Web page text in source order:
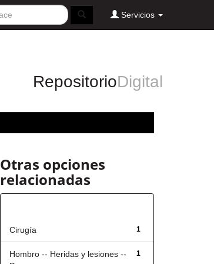
Servicios
RepositorioDigital
Otras opciones
relacionadas
1
Cirugía
1
Hombro -- Heridas y lesiones --